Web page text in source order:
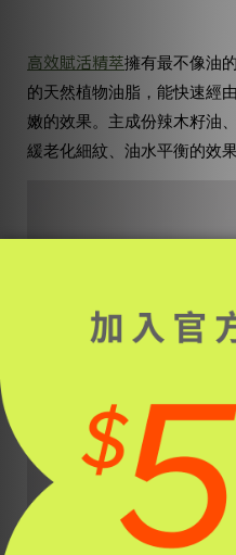
高效賦活精萃擁有最不像油
的天然植物油脂，能快速經
嫩的效果。主成份辣木籽油
緩老化細紋、油水平衡的效果